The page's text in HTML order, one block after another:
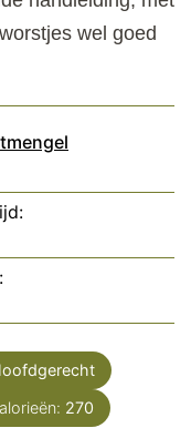
wel goed
270